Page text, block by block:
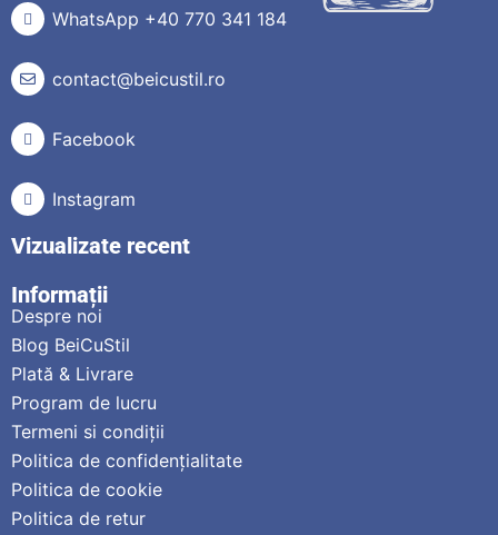
WhatsApp +40 770 341 184
contact@beicustil.ro
Facebook
Instagram
Vizualizate recent
Informații
Despre noi
Blog BeiCuStil
Plată & Livrare
Program de lucru
Termeni si condiții
Politica de confidențialitate
Politica de cookie
Politica de retur